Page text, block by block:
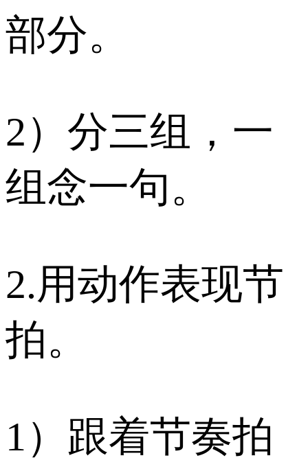
部分。
2）分三组，一
组念一句。
2.用动作表现节
拍。
1）跟着节奏拍